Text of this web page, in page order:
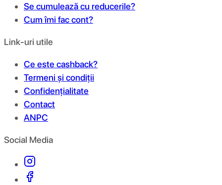
Se cumulează cu reducerile?
Cum îmi fac cont?
Link-uri utile
Ce este cashback?
Termeni și condiții
Confidențialitate
Contact
ANPC
Social Media